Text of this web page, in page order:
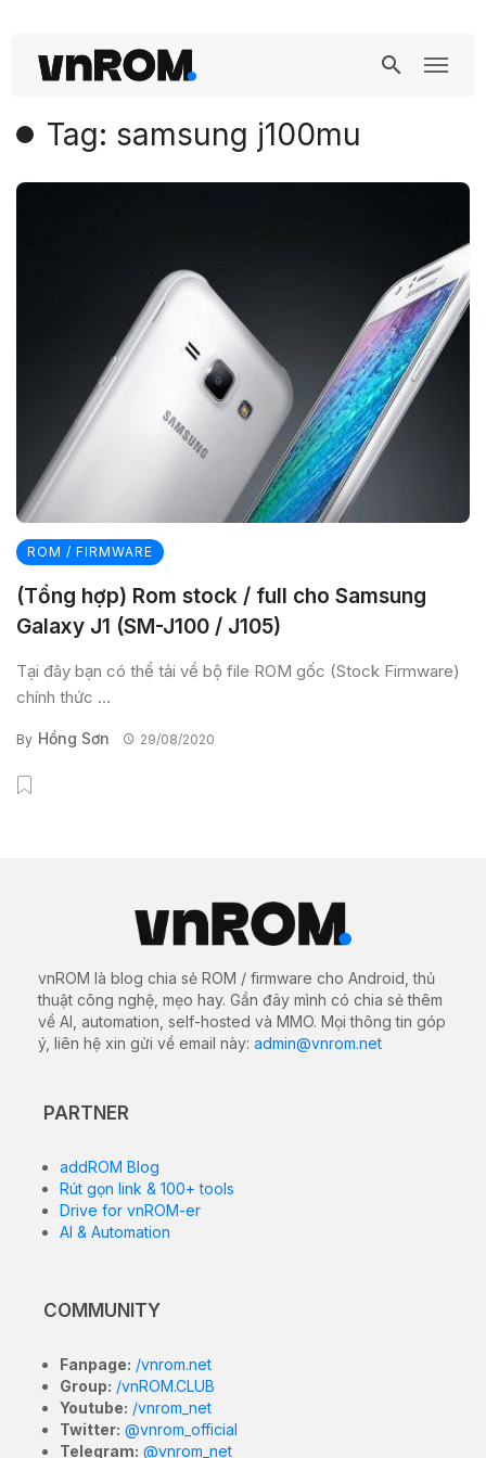
Tag: samsung j100mu
ROM / FIRMWARE
(Tổng hợp) Rom stock / full cho Samsung
Galaxy J1 (SM-J100 / J105)
Tại đây bạn có thể tải về bộ file ROM gốc (Stock Firmware)
chính thức ...
By Hồng Sơn 29/08/2020
vnROM là blog chia sẻ ROM / firmware cho Android, thủ
thuật công nghệ, mẹo hay. Gần đây mình có chia sẻ thêm
về AI, automation, self-hosted và MMO. Mọi thông tin góp
ý, liên hệ xin gửi về email này: admin@vnrom.net
PARTNER
addROM Blog
Rút gọn link & 100+ tools
Drive for vnROM-er
AI & Automation
COMMUNITY
Fanpage: /vnrom.net
Group: /vnROM.CLUB
Youtube: /vnrom_net
Twitter: @vnrom_official
Telegram: @vnrom_net